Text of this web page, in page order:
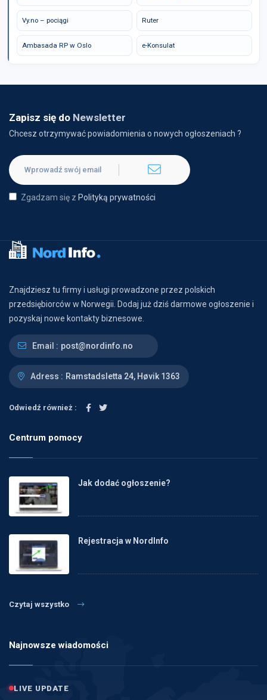
Vy.no – pociągi Ruter
Ambasada RP w Oslo e-Konsulat
Zapisz się do Newsletter
Chcesz otrzymywać powiadomienia o nowych ogłoszeniach ?
Zgadzam się z Polityką prywatności
Znajdziesz tu firmy i usługi prowadzone przez polskich
przedsiębiorców w Norwegii. Dodaj już dziś darmowe ogłoszenie i
pozyskaj nowe kontakty biznesowe.
Email : post@nordinfo.no
Adress : Ramstadsletta 24, Høvik 1363
Odwiedź również :
Centrum pomocy
Jak dodać ogłoszenie?
Rejestracja w NordInfo
Czytaj wszystko
Najnowsze wiadomości
LIVE UPDATE